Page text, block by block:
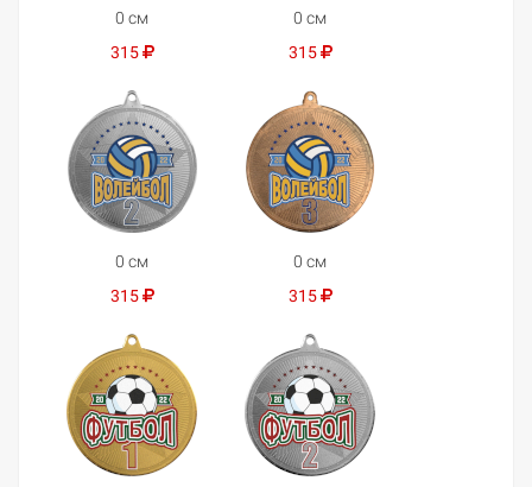
0 см
315
0 см
315
0 см
315
0 см
315